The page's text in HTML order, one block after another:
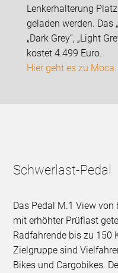
Lenkerhalterung
geladen werden. Das
„Dark Grey“, „Light
kostet 4.499 Euro.
Hier geht es zu Moca.
Schwerlast-Pedal
Das Pedal M.1 View
mit erhöhter Prüflast
Radfahrende bis zu 150
Zielgruppe sind
Bikes und Cargobikes.